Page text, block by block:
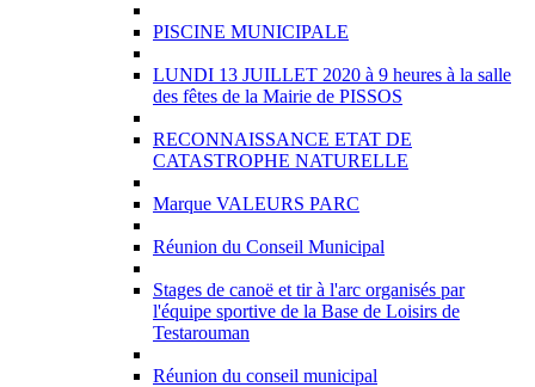
PISCINE MUNICIPALE
LUNDI 13 JUILLET 2020 à 9 heures à la salle
des fêtes de la Mairie de PISSOS
RECONNAISSANCE ETAT DE
CATASTROPHE NATURELLE
Marque VALEURS PARC
Réunion du Conseil Municipal
Stages de canoë et tir à l'arc organisés par
l'équipe sportive de la Base de Loisirs de
Testarouman
Réunion du conseil municipal